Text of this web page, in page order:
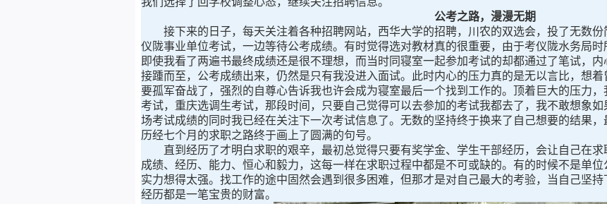
公考之路，漫漫无期
接下来的日子，每天关注着各种招聘网站，西华大学的招聘，川农的双选会，投了无数份
仪陇事业单位考试，一边等待公考成绩。有时觉得选对教材真的很重要，由于考仪陇水务局
即使我看了两遍书最终成绩还是很不理想，而当时同寝室一起参加考试的却都通过了笔试，
接踵而至，公考成绩出来，仍然是只有我没进入面试。此时内心的压力真的是无以言比，想
要孤军奋战了，强烈的自尊心告诉我也许会成为寝室最后一个找到工作的。顶着巨大的压力
考试，重庆选调生考试，那段时间，只要自己觉得可以去参加的考试我都去了，我不敢想象
场考试成绩的同时我已经在关注下一次考试信息了。无数的坚持终于换来了自己想要的结果，
历经七个月的求职之路终于画上了圆满的句号。
直到经历了才明白求职的艰辛，最初总觉得只要有奖学金、学生干部经历，会让自己在求
成绩、经历、能力、恒心和毅力，这每一样在求职过程中都是不可或缺的。有的时候不是单
实力想得太强。找工作的途中固然会遇到很多困难，但那才是对自己最大的考验，当自己坚
经历都是一笔宝贵的财富。